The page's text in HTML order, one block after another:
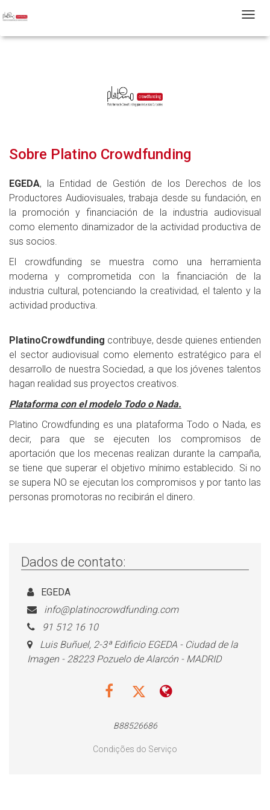
T
Sobre Platino Crowdfunding
EGEDA, la Entidad de Gestión de los Derechos de los
Productores Audiovisuales, trabaja desde su fundación, en
la promoción y financiación de la industria audiovisual
como elemento dinamizador de la actividad productiva de
sus socios.
El crowdfunding se muestra como una herramienta
moderna y comprometida con la financiación de la
industria cultural, potenciando la creatividad, el talento y la
actividad productiva.
PlatinoCrowdfunding contribuye, desde quienes entienden
el sector audiovisual como elemento estratégico para el
desarrollo de nuestra Sociedad, a que los jóvenes talentos
hagan realidad sus proyectos creativos.
Plataforma con el modelo Todo o Nada.
Platino Crowdfunding es una plataforma Todo o Nada, es
decir, para que se ejecuten los compromisos de
aportación que los mecenas realizan durante la campaña,
se tiene que superar el objetivo mínimo establecido. Si no
se supera NO se ejecutan los compromisos y por tanto las
personas promotoras no recibirán el dinero.
Dados de contato:
EGEDA
info@platinocrowdfunding.com
91 512 16 10
Luis Buñuel, 2-3ª Edificio EGEDA - Ciudad de la
Imagen - 28223 Pozuelo de Alarcón - MADRID
B88526686
Condições do Serviço